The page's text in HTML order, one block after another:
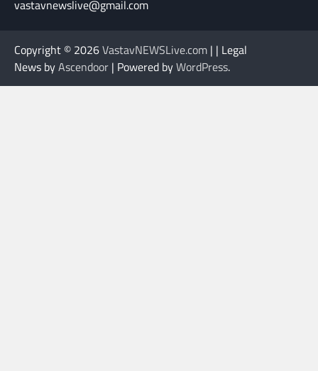
vastavnewslive@gmail.com
Copyright © 2026VastavNEWSLive.com | | Legal
News byAscendoor | Powered byWordPress.